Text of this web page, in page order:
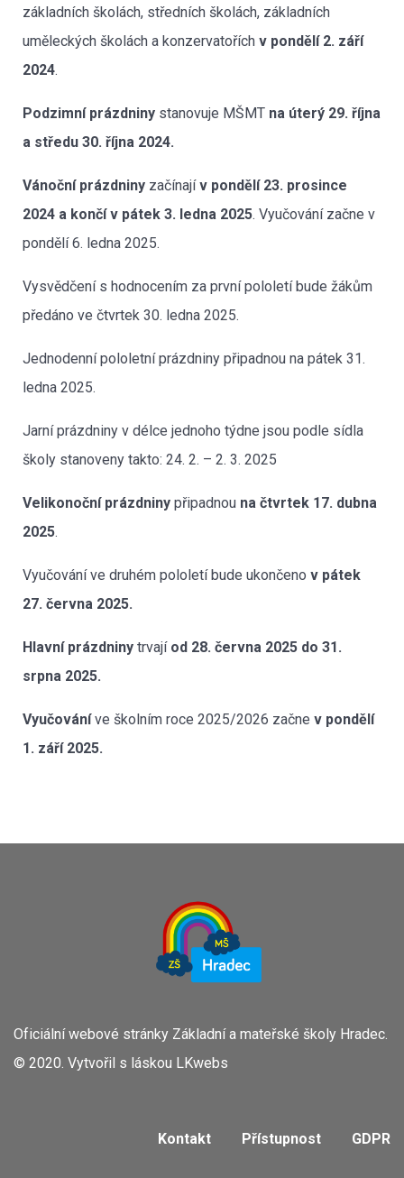
základních školách, středních školách, základních
uměleckých školách a konzervatořích v pondělí 2. září
2024.
Podzimní prázdniny stanovuje MŠMT na úterý 29. října
a středu 30. října 2024.
Vánoční prázdniny začínajív pondělí 23. prosince
2024 a končí v pátek 3. ledna 2025. Vyučování začne v
pondělí 6. ledna 2025.
Vysvědčení s hodnocením za první pololetí bude žákům
předáno ve čtvrtek 30. ledna 2025.
Jednodenní pololetní prázdniny připadnou na pátek 31.
ledna 2025.
Jarní prázdniny v délce jednoho týdne jsou podle sídla
školy stanoveny takto: 24. 2. – 2. 3. 2025
Velikonoční prázdniny připadnou na čtvrtek 17. dubna
2025.
Vyučování ve druhém pololetí bude ukončeno v pátek
27. června 2025.
Hlavní prázdniny trvají od 28. června 2025 do 31.
srpna 2025.
Vyučováníve školním roce 2025/2026 začne v pondělí
1. září 2025.
Oficiální webové stránky Základní a mateřské školy Hradec.
© 2020. Vytvořil s láskou LKwebs
Kontakt Přístupnost GDPR